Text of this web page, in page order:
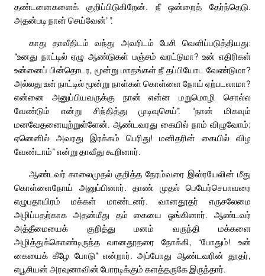
தண்டனைகளைக் குறிப்பிடுகிறேன். நீ ஒன்றைத் தேர்ந்தெடு.
அதன்படி நான் செய்வேன்’ ”.
காது தாவீதிடம் வந்து அவரிடம் பேசி வெளிப்படுத்தியது:
“உனது நாட்டில் ஏழு ஆண்டுகள் பஞ்சம் வரட்டுமா? உன் எதிரிகள்
உன்னைப் பின்தொடர, மூன்று மாதங்கள் நீ தப்பியோட வேண்டுமா?
அல்லது உன் நாட்டில் மூன்று நாள்கள் கொள்ளை நோய் ஏற்படலாமா?
என்னை அனுப்பியவருக்கு நான் என்ன மறுமொழி சொல்ல
வேண்டும் என்று சிந்தித்து முடிவுசெய்”. “நான் மிகவும்
மனவேதனையுற்றுள்ளேன். ஆண்டவரது கையில் நாம் விழுவோம்;
ஏனெனில் அவரது இரக்கம் பெரிது! மனிதரின் கையில் விழ
வேண்டாம்” என்று தாவீது கூறினார்.
ஆண்டவர் காலைமுதல் குறித்த நேரம்வரை இஸ்ரயேலின் மீது
கொள்ளைநோய் அனுப்பினார். தாண் முதல் பெயேர்செபாவரை
எழுபதாயிரம் மக்கள் மாண்டனர். வானதூதர் எருசலேமை
அழிப்பதற்காக அதன்மீது தம் கையை ஓங்கினார். ஆண்டவர்
அத்தீமையைக் குறித்து மனம் வருந்தி மக்களை
அழித்துக்கொண்டிருந்த வானதூதரை நோக்கி, “போதும்! உன்
கையைக் கீழே போடு” என்றார். அப்போது ஆண்டவரின் தூதர்,
எபூசியன் அரவுனாவின் போரடிக்கும் களத்தருகே இருந்தார்.